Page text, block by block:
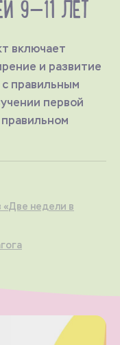
9—11 ЛЕТ
включает
и развитие
правильным
первой
«Две недели в